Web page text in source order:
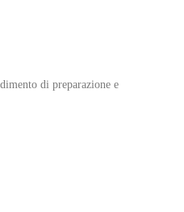
di preparazione e